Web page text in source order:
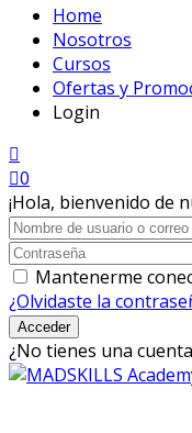
Home
Nosotros
Cursos
Ofertas y
Login
0
¡Hola, bienvenido de
Mantenerme
¿Olvidaste la
Acceder
¿No tienes una